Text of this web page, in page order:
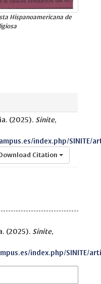
Hispanoamericana de
(2025). Sinite,
index.php/SINITE/
Citation
(2025). Sinite,
index.php/SINITE/